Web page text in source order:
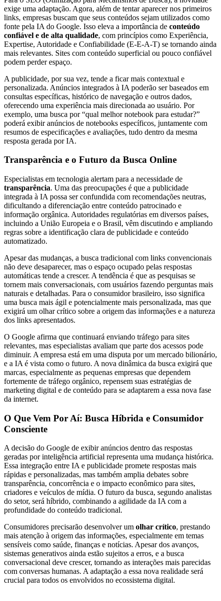
exige uma adaptação. Agora, além de tentar aparecer nos primeiros
links, empresas buscam que seus conteúdos sejam utilizados como
fonte pela IA do Google. Isso eleva a importância de conteúdo
confiável e de alta qualidade, com princípios como Experiência,
Expertise, Autoridade e Confiabilidade (E-E-A-T) se tornando ainda
mais relevantes. Sites com conteúdo superficial ou pouco confiável
podem perder espaço.
A publicidade, por sua vez, tende a ficar mais contextual e
personalizada. Anúncios integrados à IA poderão ser baseados em
consultas específicas, histórico de navegação e outros dados,
oferecendo uma experiência mais direcionada ao usuário. Por
exemplo, uma busca por “qual melhor notebook para estudar?”
poderá exibir anúncios de notebooks específicos, juntamente com
resumos de especificações e avaliações, tudo dentro da mesma
resposta gerada por IA.
Transparência e o Futuro da Busca Online
Especialistas em tecnologia alertam para a necessidade de
transparência. Uma das preocupações é que a publicidade
integrada à IA possa ser confundida com recomendações neutras,
dificultando a diferenciação entre conteúdo patrocinado e
informação orgânica. Autoridades regulatórias em diversos países,
incluindo a União Europeia e o Brasil, vêm discutindo e ampliando
regras sobre a identificação clara de publicidade e conteúdo
automatizado.
Apesar das mudanças, a busca tradicional com links convencionais
não deve desaparecer, mas o espaço ocupado pelas respostas
automáticas tende a crescer. A tendência é que as pesquisas se
tornem mais conversacionais, com usuários fazendo perguntas mais
naturais e detalhadas. Para o consumidor brasileiro, isso significa
uma busca mais ágil e potencialmente mais personalizada, mas que
exigirá um olhar crítico sobre a origem das informações e a natureza
dos links apresentados.
O Google afirma que continuará enviando tráfego para sites
relevantes, mas especialistas avaliam que parte dos acessos pode
diminuir. A empresa está em uma disputa por um mercado bilionário,
e a IA é vista como o futuro. A nova dinâmica da busca exigirá que
marcas, especialmente as pequenas empresas que dependem
fortemente de tráfego orgânico, repensem suas estratégias de
marketing digital e de conteúdo para se adaptarem a essa nova fase
da internet.
O Que Vem Por Aí: Busca Híbrida e Consumidor
Consciente
A decisão do Google de exibir anúncios dentro das respostas
geradas por inteligência artificial representa uma mudança histórica.
Essa integração entre IA e publicidade promete respostas mais
rápidas e personalizadas, mas também amplia debates sobre
transparência, concorrência e o impacto econômico para sites,
criadores e veículos de mídia. O futuro da busca, segundo analistas
do setor, será híbrido, combinando a agilidade da IA com a
profundidade do conteúdo tradicional.
Consumidores precisarão desenvolver um olhar crítico, prestando
mais atenção à origem das informações, especialmente em temas
sensíveis como saúde, finanças e notícias. Apesar dos avanços,
sistemas generativos ainda estão sujeitos a erros, e a busca
conversacional deve crescer, tornando as interações mais parecidas
com conversas humanas. A adaptação a essa nova realidade será
crucial para todos os envolvidos no ecossistema digital.